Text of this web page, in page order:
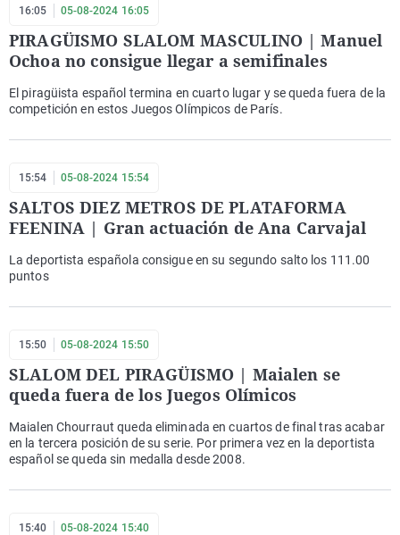
16:05 05-08-2024 16:05
PIRAGÜISMO SLALOM MASCULINO | Manuel
Ochoa no consigue llegar a semifinales
El piragüista español termina en cuarto lugar y se queda fuera de la
competición en estos Juegos Olímpicos de París.
15:54 05-08-2024 15:54
SALTOS DIEZ METROS DE PLATAFORMA
FEENINA | Gran actuación de Ana Carvajal
La deportista española consigue en su segundo salto los 111.00
puntos
15:50 05-08-2024 15:50
SLALOM DEL PIRAGÜISMO | Maialen se
queda fuera de los Juegos Olímicos
Maialen Chourraut queda eliminada en cuartos de final tras acabar
en la tercera posición de su serie. Por primera vez en la deportista
español se queda sin medalla desde 2008.
15:40 05-08-2024 15:40